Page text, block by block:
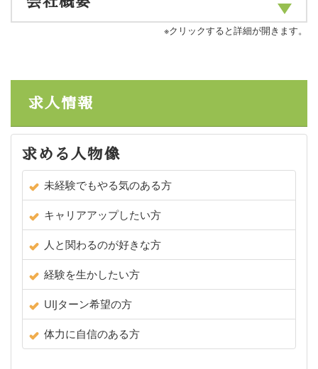
※クリックすると詳細が開きます。
求人情報
求める人物像
未経験でもやる気のある方
キャリアアップしたい方
人と関わるのが好きな方
経験を生かしたい方
UIJターン希望の方
体力に自信のある方